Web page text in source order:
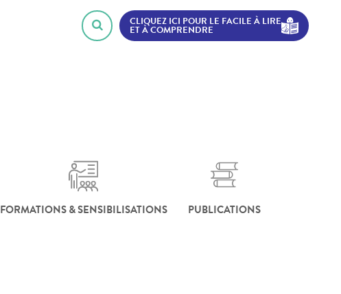
CLIQUEZ ICI POUR LE FACILE À LIRE
ET À COMPRENDRE
FORMATIONS & SENSIBILISATIONS PUBLICATIONS